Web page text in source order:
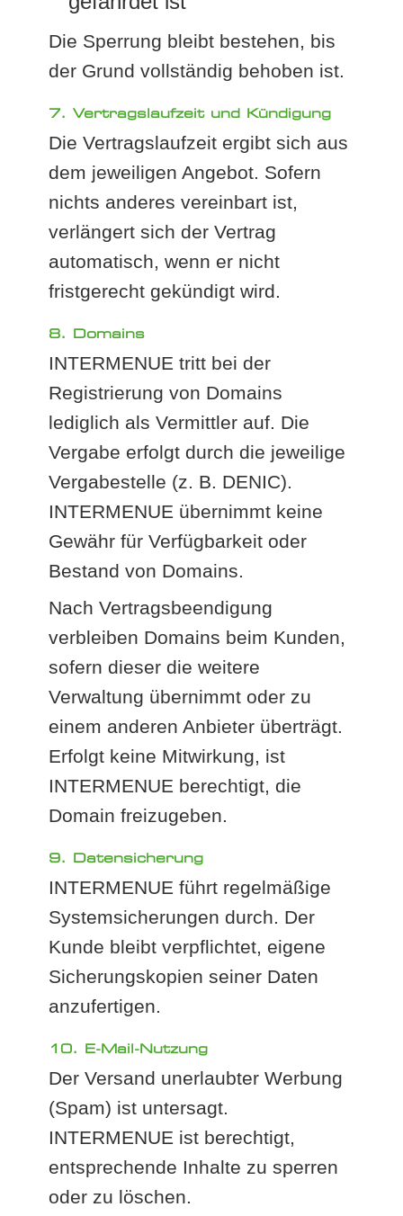
Die Sperrung bleibt bestehen, bis
der Grund vollständig behoben ist.
7. Vertragslaufzeit und Kündigung
Die Vertragslaufzeit ergibt sich aus
dem jeweiligen Angebot. Sofern
nichts anderes vereinbart ist,
verlängert sich der Vertrag
automatisch, wenn er nicht
fristgerecht gekündigt wird.
8. Domains
INTERMENUE tritt bei der
Registrierung von Domains
lediglich als Vermittler auf. Die
Vergabe erfolgt durch die jeweilige
Vergabestelle (z. B. DENIC).
INTERMENUE übernimmt keine
Gewähr für Verfügbarkeit oder
Bestand von Domains.
Nach Vertragsbeendigung
verbleiben Domains beim Kunden,
sofern dieser die weitere
Verwaltung übernimmt oder zu
einem anderen Anbieter überträgt.
Erfolgt keine Mitwirkung, ist
INTERMENUE berechtigt, die
Domain freizugeben.
9. Datensicherung
INTERMENUE führt regelmäßige
Systemsicherungen durch. Der
Kunde bleibt verpflichtet, eigene
Sicherungskopien seiner Daten
anzufertigen.
10. E-Mail-Nutzung
Der Versand unerlaubter Werbung
(Spam) ist untersagt.
INTERMENUE ist berechtigt,
entsprechende Inhalte zu sperren
oder zu löschen.